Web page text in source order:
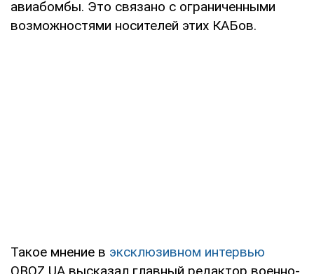
авиабомбы. Это связано с ограниченными
возможностями носителей этих КАБов.
Такое мнение в эксклюзивном интервью
OBOZ.UA высказал главный редактор военно-